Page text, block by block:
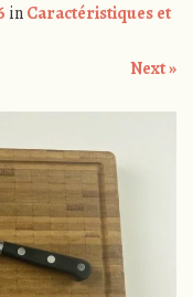
inCaractéristiques et
Next »